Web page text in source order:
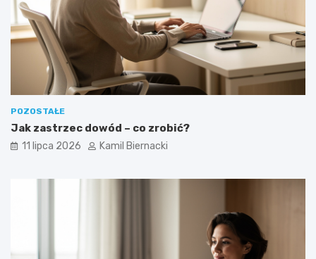
POZOSTAŁE
Jak zastrzec dowód – co zrobić?
11 lipca 2026 Kamil Biernacki